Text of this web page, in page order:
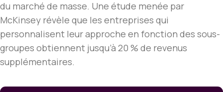
du marché de masse. Une étude menée par
McKinsey révèle que les entreprises qui
personnalisent leur approche en fonction des sous-
groupes obtiennent jusqu’à 20 % de revenus
supplémentaires.